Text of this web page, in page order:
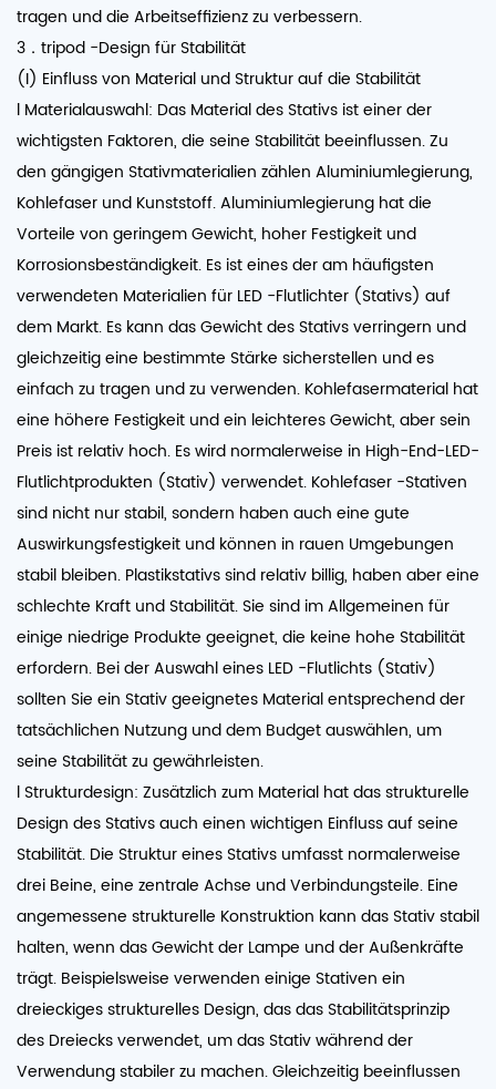
tragen und die Arbeitseffizienz zu verbessern.
3．tripod -Design für Stabilität
(I) Einfluss von Material und Struktur auf die Stabilität
l Materialauswahl: Das Material des Stativs ist einer der
wichtigsten Faktoren, die seine Stabilität beeinflussen. Zu
den gängigen Stativmaterialien zählen Aluminiumlegierung,
Kohlefaser und Kunststoff. Aluminiumlegierung hat die
Vorteile von geringem Gewicht, hoher Festigkeit und
Korrosionsbeständigkeit. Es ist eines der am häufigsten
verwendeten Materialien für LED -Flutlichter (Stativs) auf
dem Markt. Es kann das Gewicht des Stativs verringern und
gleichzeitig eine bestimmte Stärke sicherstellen und es
einfach zu tragen und zu verwenden. Kohlefasermaterial hat
eine höhere Festigkeit und ein leichteres Gewicht, aber sein
Preis ist relativ hoch. Es wird normalerweise in High-End-LED-
Flutlichtprodukten (Stativ) verwendet. Kohlefaser -Stativen
sind nicht nur stabil, sondern haben auch eine gute
Auswirkungsfestigkeit und können in rauen Umgebungen
stabil bleiben. Plastikstativs sind relativ billig, haben aber eine
schlechte Kraft und Stabilität. Sie sind im Allgemeinen für
einige niedrige Produkte geeignet, die keine hohe Stabilität
erfordern. Bei der Auswahl eines LED -Flutlichts (Stativ)
sollten Sie ein Stativ geeignetes Material entsprechend der
tatsächlichen Nutzung und dem Budget auswählen, um
seine Stabilität zu gewährleisten.
l Strukturdesign: Zusätzlich zum Material hat das strukturelle
Design des Stativs auch einen wichtigen Einfluss auf seine
Stabilität. Die Struktur eines Stativs umfasst normalerweise
drei Beine, eine zentrale Achse und Verbindungsteile. Eine
angemessene strukturelle Konstruktion kann das Stativ stabil
halten, wenn das Gewicht der Lampe und der Außenkräfte
trägt. Beispielsweise verwenden einige Stativen ein
dreieckiges strukturelles Design, das das Stabilitätsprinzip
des Dreiecks verwendet, um das Stativ während der
Verwendung stabiler zu machen. Gleichzeitig beeinflussen